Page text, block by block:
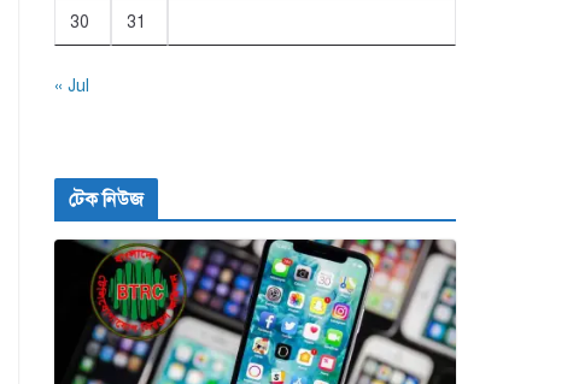
30 31
« Jul
টেক নিউজ